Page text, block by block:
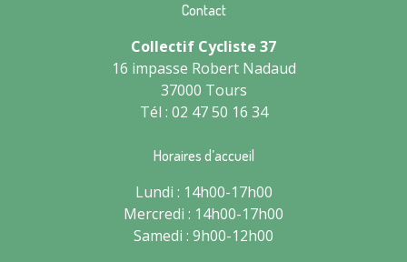
Contact
Collectif Cycliste 37
16 impasse Robert Nadaud
37000 Tours
Tél : 02 47 50 16 34
Horaires d’accueil
Lundi : 14h00-17h00
Mercredi : 14h00-17h00
Samedi : 9h00-12h00